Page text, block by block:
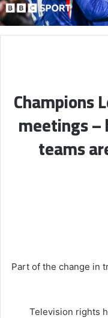
Champions
meetings –
teams
Part of the change in
Television rights